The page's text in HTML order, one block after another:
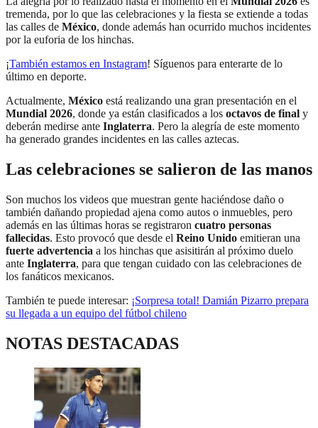
tremenda, por lo que las celebraciones y la fiesta se extiende a todas
las calles de México, donde además han ocurrido muchos incidentes
por la euforia de los hinchas.
¡También estamos en Instagram! Síguenos para enterarte de lo
último en deporte.
Actualmente, México está realizando una gran presentación en el
Mundial 2026, donde ya están clasificados a los octavos de final y
deberán medirse ante Inglaterra. Pero la alegría de este momento
ha generado grandes incidentes en las calles aztecas.
Las celebraciones se salieron de las manos
Son muchos los videos que muestran gente haciéndose daño o
también dañando propiedad ajena como autos o inmuebles, pero
además en las últimas horas se registraron cuatro personas
fallecidas. Esto provocó que desde el Reino Unido emitieran una
fuerte advertencia a los hinchas que asisitirán al próximo duelo
ante Inglaterra, para que tengan cuidado con las celebraciones de
los fanáticos mexicanos.
También te puede interesar: ¡Sorpresa total! Damián Pizarro prepara
su llegada a un equipo del fútbol chileno
NOTAS DESTACADAS